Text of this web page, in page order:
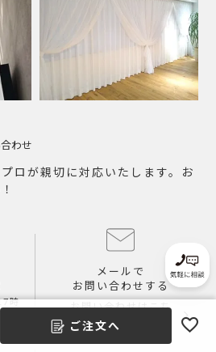
わせ
ロが親切に対応いたします。お
時
メールで
お問い合わせする
お問い合わせはこち
ら
ご注文へ